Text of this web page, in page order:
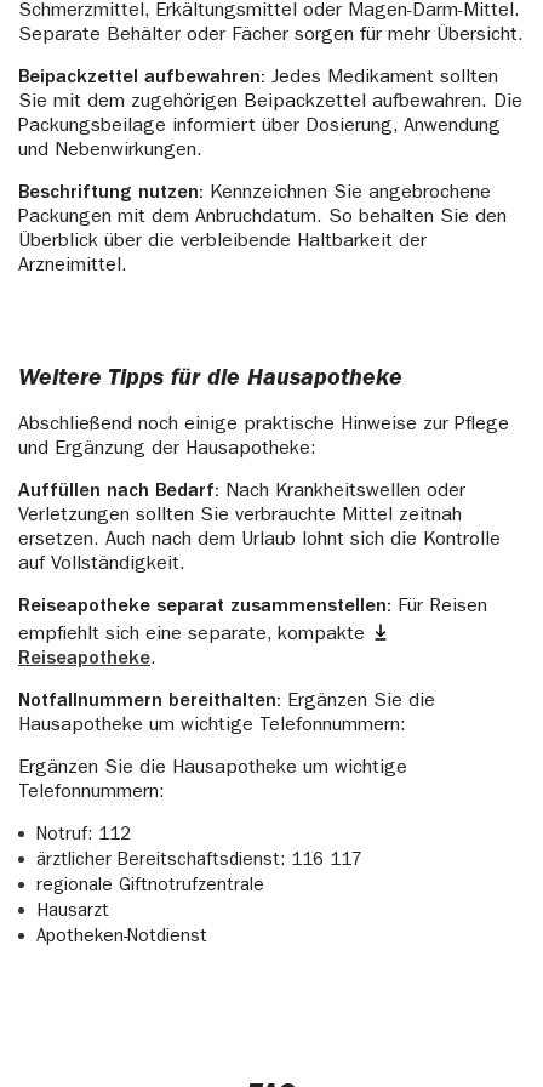
Schmerzmittel, Erkältungsmittel oder Magen-Darm-Mittel.
Separate Behälter oder Fächer sorgen für mehr Übersicht.
Beipackzettel aufbewahren: Jedes Medikament sollten
Sie mit dem zugehörigen Beipackzettel aufbewahren. Die
Packungsbeilage informiert über Dosierung, Anwendung
und Nebenwirkungen.
Beschriftung nutzen: Kennzeichnen Sie angebrochene
Packungen mit dem Anbruchdatum. So behalten Sie den
Überblick über die verbleibende Haltbarkeit der
Arzneimittel.
Weitere Tipps für die Hausapotheke
Abschließend noch einige praktische Hinweise zur Pflege
und Ergänzung der Hausapotheke:
Auffüllen nach Bedarf: Nach Krankheitswellen oder
Verletzungen sollten Sie verbrauchte Mittel zeitnah
ersetzen. Auch nach dem Urlaub lohnt sich die Kontrolle
auf Vollständigkeit.
Reiseapotheke separat zusammenstellen: Für Reisen
empfiehlt sich eine separate, kompakte
Reiseapotheke.
Notfallnummern bereithalten: Ergänzen Sie die
Hausapotheke um wichtige Telefonnummern:
Ergänzen Sie die Hausapotheke um wichtige
Telefonnummern:
Notruf: 112
ärztlicher Bereitschaftsdienst: 116 117
regionale Giftnotrufzentrale
Hausarzt
Apotheken-Notdienst